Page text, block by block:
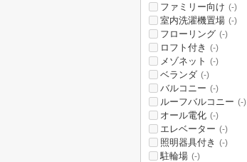
ファミリー向け (-)
室内洗濯機置場 (-)
フローリング (-)
ロフト付き (-)
メゾネット (-)
ベランダ (-)
バルコニー (-)
ルーフバルコニー (-)
オール電化 (-)
エレベーター (-)
照明器具付き (-)
駐輪場 (-)